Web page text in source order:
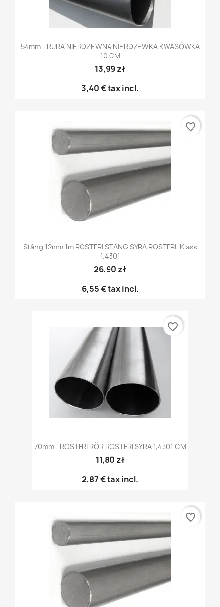
54mm - RURA NIERDZEWNA NIERDZEWKA KWASÓWKA
10 CM
13,99 zł
3,40 €tax incl.
Stång 12mm 1m ROSTFRI STÅNG SYRA ROSTFRI, Klass
1.4301
26,90 zł
6,55 €tax incl.
favorite_border
70mm - ROSTFRI RÖR ROSTFRI SYRA 1,4301 CM
11,80 zł
2,87 €tax incl.
favorite_border
favorite_border